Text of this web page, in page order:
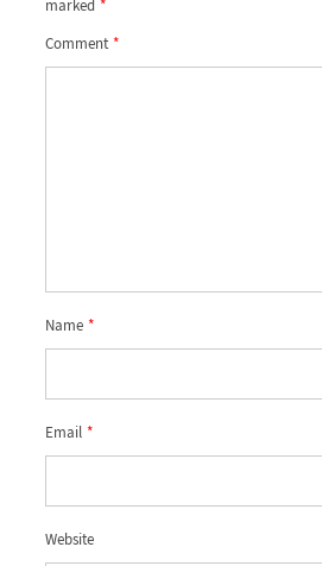
marked*
Comment*
Name*
Email*
Website